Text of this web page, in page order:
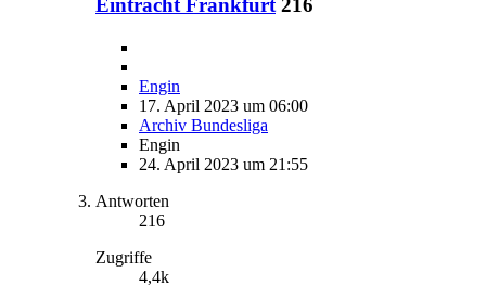
Eintracht Frankfurt 216
Engin
17. April 2023 um 06:00
Archiv Bundesliga
Engin
24. April 2023 um 21:55
Antworten
216
Zugriffe
4,4k